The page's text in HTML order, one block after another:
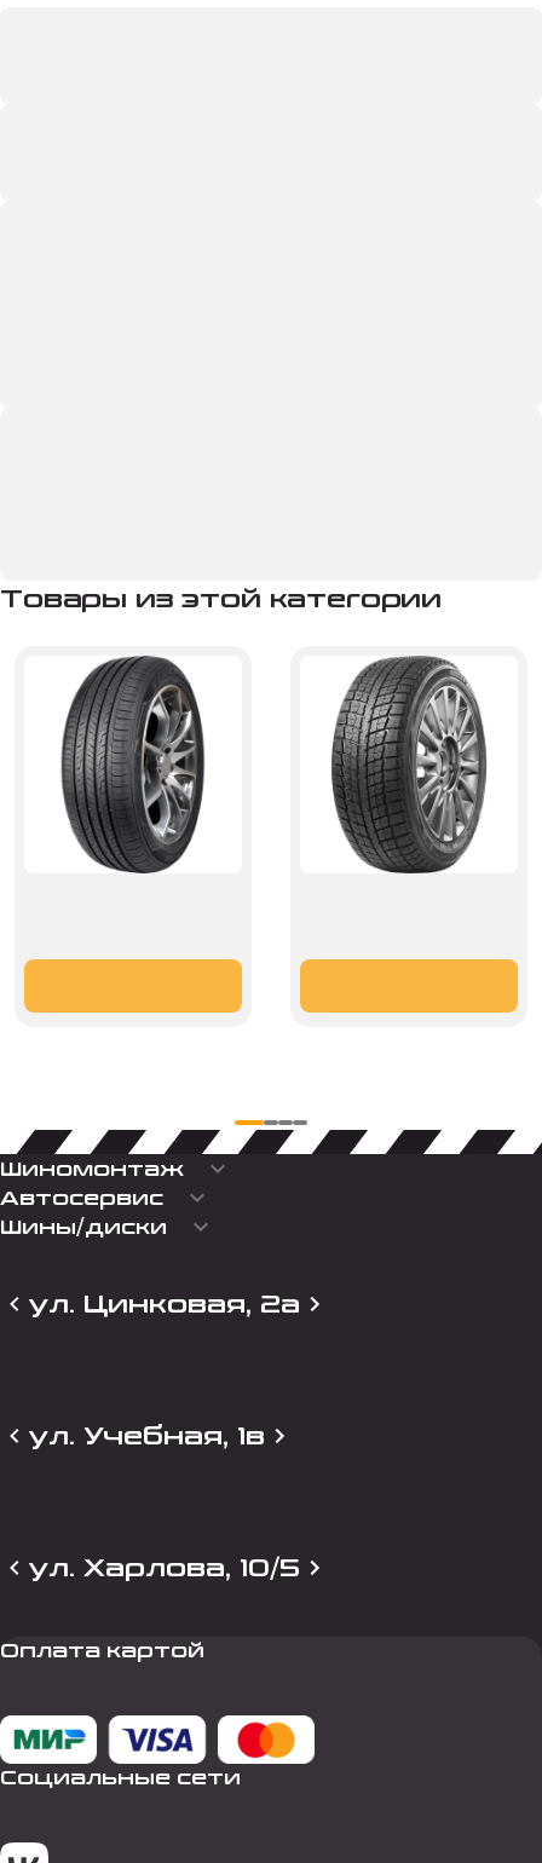
Товары из этой категории
Шиномонтаж keyboard_arrow_down
Автосервис keyboard_arrow_down
Шины/диски keyboard_arrow_down
ул. Цинковая, 2а
ул. Учебная, 1в
ул. Харлова, 10/5
Оплата картой
Социальные сети